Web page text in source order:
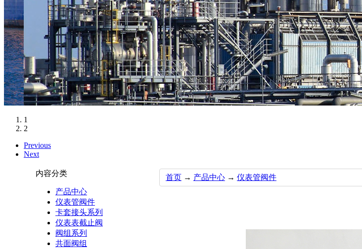
1
2
Previous
Next
内容分类
产品中心
仪表管阀件
卡套接头系列
仪表表截止阀
阀组系列
共面阀组
首页 → 产品中心 → 仪表管阀件